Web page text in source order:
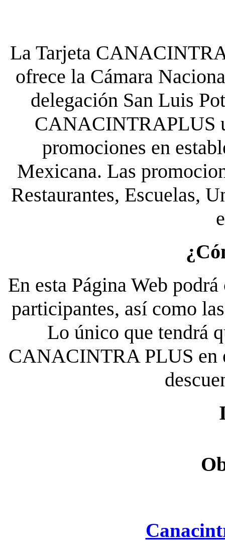
La Tarjeta
ofrece la Cámara
delegación San Luis
CANACINTRAPLUS
promociones en
Mexicana. Las
Restaurantes, Escuelas,
En esta Página Web
participantes, así como
Lo único que tendrá
CANACINTRA PLUS en